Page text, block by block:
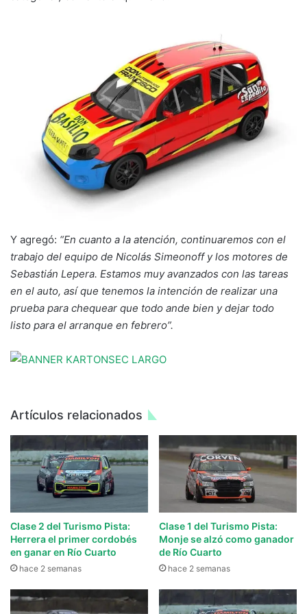
Y agregó: “En cuanto a la atención, continuaremos con el
trabajo del equipo de Nicolás Simeonoff y los motores de
Sebastián Lepera. Estamos muy avanzados con las tareas
en el auto, así que tenemos la intención de realizar una
prueba para chequear que todo ande bien y dejar todo
listo para el arranque en febrero”.
Artículos relacionados
Clase 2 del Turismo Pista:
Herrera el primer cordobés
en ganar en Río Cuarto
hace 2 semanas
Clase 1 del Turismo Pista:
Monje se alzó como ganador
de Río Cuarto
hace 2 semanas